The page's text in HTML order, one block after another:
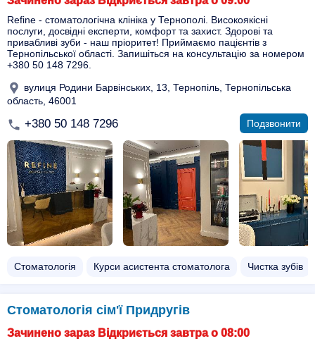
Refine - стоматологічна клініка у Тернополі. Високоякісні
послуги, досвідні експерти, комфорт та захист. Здорові та
привабливі зуби - наш пріоритет! Приймаємо пацієнтів з
Тернопільської області. Запишіться на консультацію за номером
+380 50 148 7296.
вулиця Родини Барвінських, 13, Тернопіль, Тернопільська
область, 46001
+380 50 148 7296 Подзвонити
Стоматологія Курси асистента стоматолога Чистка зубів
Стоматологія сім'ї Придругів
Зачинено зараз Відкриється завтра о 08:00